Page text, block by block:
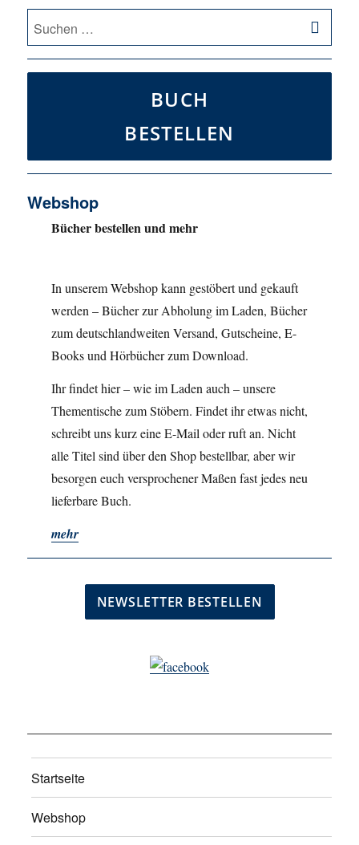
Suche
nach:
BUCH
BESTELLEN
Webshop
Bücher bestellen und mehr
In unserem Webshop kann gestöbert und gekauft
werden – Bücher zur Abholung im Laden, Bücher
zum deutschlandweiten Versand, Gutscheine, E-
Books und Hörbücher zum Download.
Ihr findet hier – wie im Laden auch – unsere
Thementische zum Stöbern. Findet ihr etwas nicht,
schreibt uns kurz eine E-Mail oder ruft an. Nicht
alle Titel sind über den Shop bestellbar, aber wir
besorgen euch versprochener Maßen fast jedes neu
lieferbare Buch.
mehr
Startseite
Webshop